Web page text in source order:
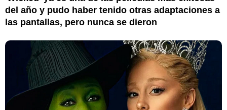
del año y pudo haber tenido otras adaptaciones a
las pantallas, pero nunca se dieron